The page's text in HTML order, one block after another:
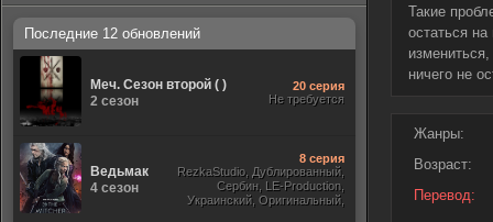
Такие
остаться
ничего не
Жанры:
Возраст:
Перевод:
Последние 12 обновлений
Меч. Сезон второй ( )
2 сезон
20 серия
Не требуется
Ведьмак
4 сезон
8 серия
RezkaStudio, Дублированный,
Сербин, LE-Production,
Украинский, Оригинальный,